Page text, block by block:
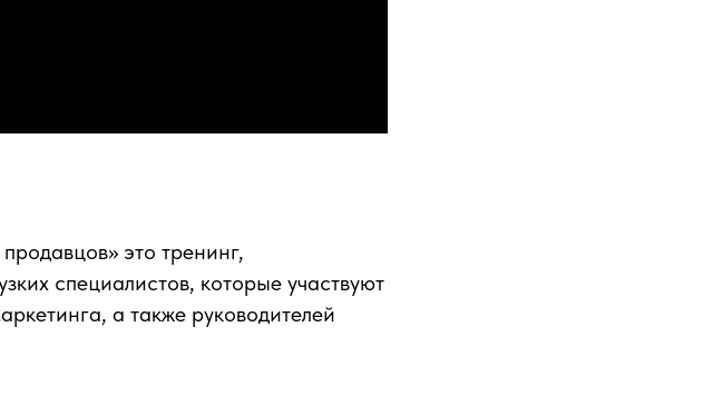
это тренинг,
специалистов, которые участвуют
а также руководителей